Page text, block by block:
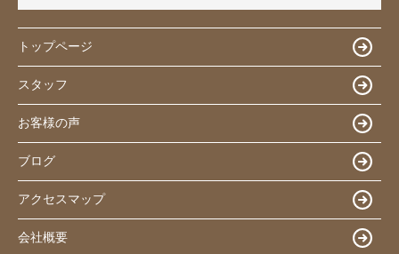
トップページ
スタッフ
お客様の声
ブログ
アクセスマップ
会社概要